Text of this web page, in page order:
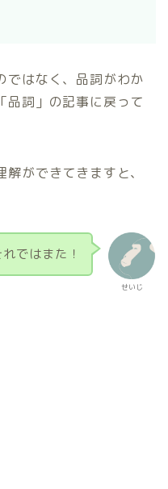
ではなく、品詞がわか
品詞」の記事に戻って
ができてきますと、
せいじ
れではまた！